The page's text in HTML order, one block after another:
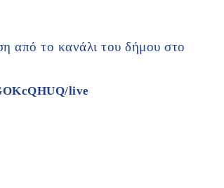
από το κανάλι του δήμου στο
live